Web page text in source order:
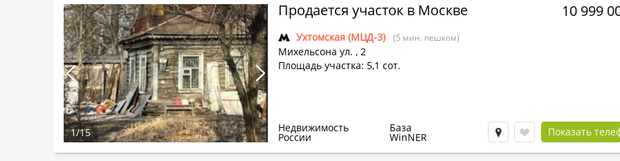
Продается участок в Москве
Ухтомская (МЦД-3) (5 мин. пешком)
Михельсона ул. , 2
Площадь участка: 5,1 сот.
10 999
Недвижимость
России
База
WinNER Показать
1/15